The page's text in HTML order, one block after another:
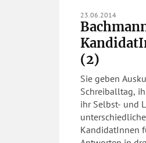
23.06.2014
(2)
Sie geben
Schreiballtag,
ihr Selbst- und
KandidatInnen